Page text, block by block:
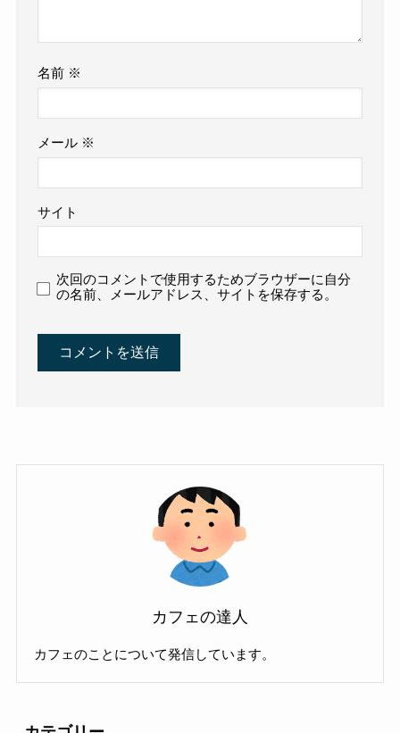
名前 ※
メール ※
サイト
次回のコメントで使用するためブラウザーに自分
の名前、メールアドレス、サイトを保存する。
カフェの達人
カフェのことについて発信しています。